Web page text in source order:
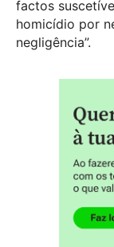
factos
homicídio por
negligência”.